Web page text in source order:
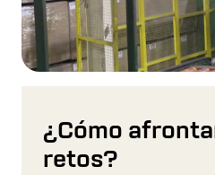
¿Cómo
retos?